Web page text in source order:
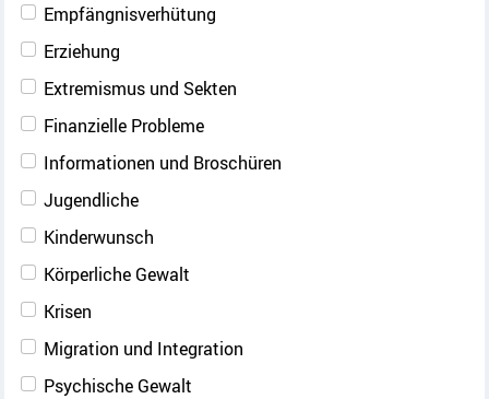
Empfängnisverhütung
Erziehung
Extremismus und Sekten
Finanzielle Probleme
Informationen und Broschüren
Jugendliche
Kinderwunsch
Körperliche Gewalt
Krisen
Migration und Integration
Psychische Gewalt